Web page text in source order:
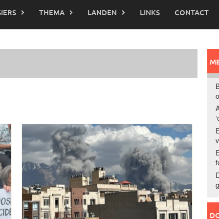
THEMA LANDEN LINKS CONTACT